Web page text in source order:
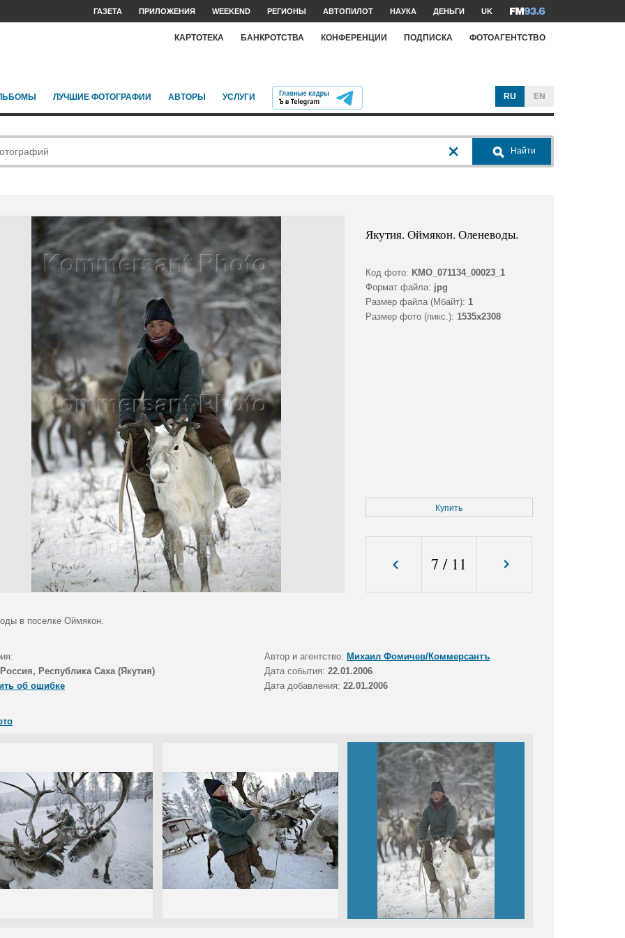
ГАЗЕТА ПРИЛОЖЕНИЯ WEEKEND РЕГИОНЫ АВТОПИЛОТ НАУКА ДЕНЬГИ UK
КАРТОТЕКА БАНКРОТСТВА КОНФЕРЕНЦИИ ПОДПИСКА ФОТОАГЕНТСТВО
ЛУЧШИЕ ФОТОГРАФИИ АВТОРЫ УСЛУГИ RU EN
Найти
Якутия. Оймякон. Оленеводы.
Код фото: KMO_071134_00023_1
Формат файла: jpg
Размер файла (Мбайт): 1
Размер фото (пикс.): 1535x2308
Купить
7 / 11
в поселке Оймякон.
Автор и агентство: Михаил Фомичев/Коммерсантъ
Россия, Республика Саха (Якутия) Дата события: 22.01.2006
об ошибке
Дата добавления: 22.01.2006